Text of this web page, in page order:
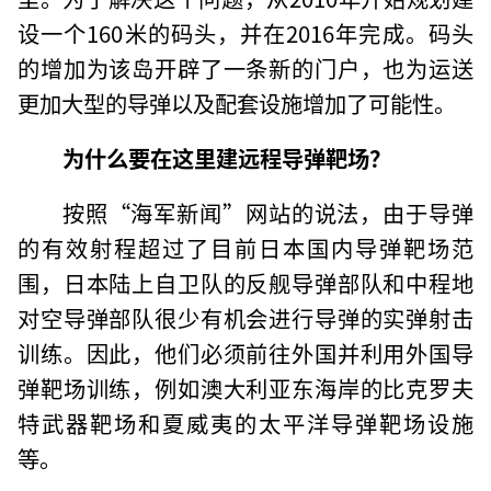
设一个160米的码头，并在2016年完成。码头
的增加为该岛开辟了一条新的门户，也为运送
更加大型的导弹以及配套设施增加了可能性。
为什么要在这里建远程导弹靶场？
按照“海军新闻”网站的说法，由于导弹
的有效射程超过了目前日本国内导弹靶场范
围，日本陆上自卫队的反舰导弹部队和中程地
对空导弹部队很少有机会进行导弹的实弹射击
训练。因此，他们必须前往外国并利用外国导
弹靶场训练，例如澳大利亚东海岸的比克罗夫
特武器靶场和夏威夷的太平洋导弹靶场设施
等。